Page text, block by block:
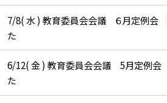
7/8( 水 ) 教育委員会会議 ６月定例会
た
6/12( 金 ) 教育委員会会議 5月定例会
た